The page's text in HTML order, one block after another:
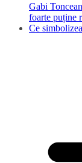
Gabi
foarte puține
Ce